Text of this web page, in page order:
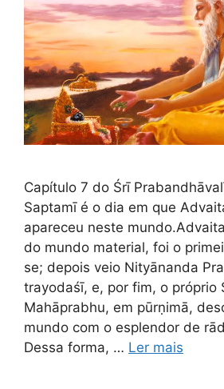
Capítulo 7 do Śrī
Saptamī é o dia em que
apareceu neste
do mundo material, foi o
se; depois veio Nityānanda
trayodaśī, e, por fim, o próprio
Mahāprabhu, em pūrṇimā,
mundo com o esplendor de
Dessa forma, … Ler mais